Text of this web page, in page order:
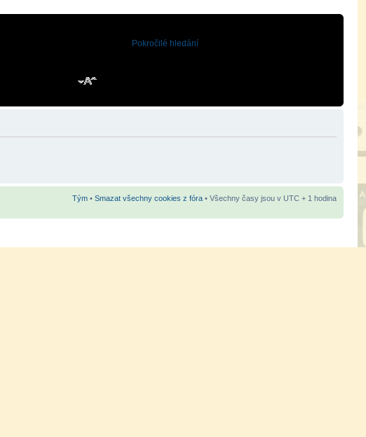
Pokročilé hledání
Tým • Smazat všechny cookies z fóra • Všechny časy jsou v UTC + 1 hodina